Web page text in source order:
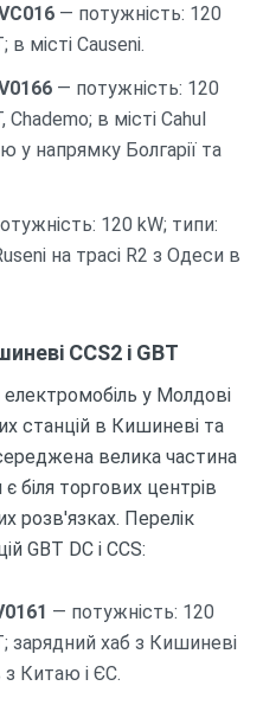
— потужність: 120
в місті Causeni.
— потужність: 120
Chademo; в місті Cahul
у напрямку Болгарії та
120 kW; типи:
на трасі R2 з Одеси в
CCS2 і GBT
у Молдові
станцій в Кишиневі та
велика частина
біля торгових центрів
розв'язках. Перелік
GBT DC і CCS:
— потужність: 120
зарядний хаб з Кишиневі
з Китаю і ЄС.